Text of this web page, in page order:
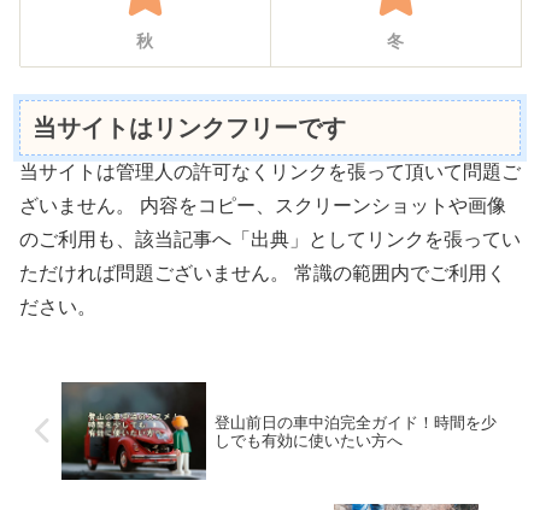
秋 冬
当サイトはリンクフリーです
当サイトは管理人の許可なくリンクを張って頂いて問題ご
ざいません。 内容をコピー、スクリーンショットや画像
のご利用も、該当記事へ「出典」としてリンクを張ってい
ただければ問題ございません。 常識の範囲内でご利用く
ださい。
登山前日の車中泊完全ガイド！時間を少
しでも有効に使いたい方へ